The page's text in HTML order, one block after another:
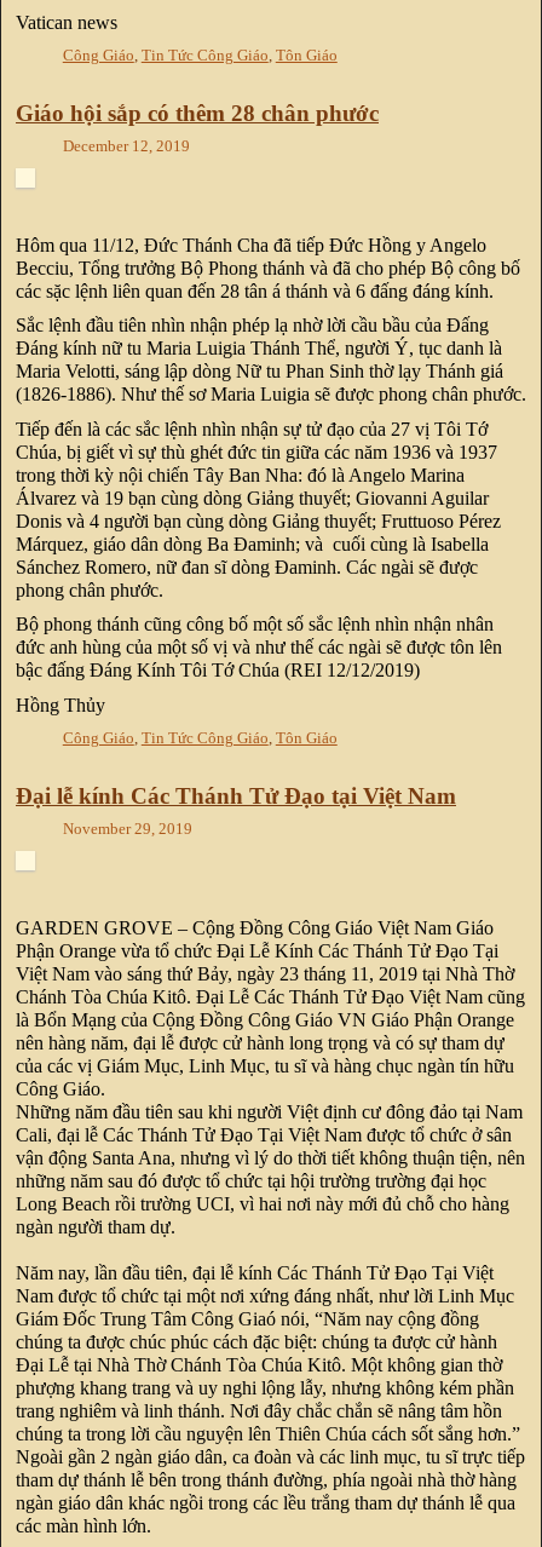
Vatican news
Công Giáo, Tin Tức Công Giáo, Tôn Giáo
Giáo hội sắp có thêm 28 chân phước
December 12, 2019
Hôm qua 11/12, Đức Thánh Cha đã tiếp Đức Hồng y Angelo
Becciu, Tổng trưởng Bộ Phong thánh và đã cho phép Bộ công bố
các sặc lệnh liên quan đến 28 tân á thánh và 6 đấng đáng kính.
Sắc lệnh đầu tiên nhìn nhận phép lạ nhờ lời cầu bầu của Đấng
Đáng kính nữ tu Maria Luigia Thánh Thể, người Ý, tục danh là
Maria Velotti, sáng lập dòng Nữ tu Phan Sinh thờ lạy Thánh giá
(1826-1886). Như thế sơ Maria Luigia sẽ được phong chân phước.
Tiếp đến là các sắc lệnh nhìn nhận sự tử đạo của 27 vị Tôi Tớ
Chúa, bị giết vì sự thù ghét đức tin giữa các năm 1936 và 1937
trong thời kỳ nội chiến Tây Ban Nha: đó là Angelo Marina
Álvarez và 19 bạn cùng dòng Giảng thuyết; Giovanni Aguilar
Donis và 4 người bạn cùng dòng Giảng thuyết; Fruttuoso Pérez
Márquez, giáo dân dòng Ba Đaminh; và cuối cùng là Isabella
Sánchez Romero, nữ đan sĩ dòng Đaminh. Các ngài sẽ được
phong chân phước.
Bộ phong thánh cũng công bố một số sắc lệnh nhìn nhận nhân
đức anh hùng của một số vị và như thế các ngài sẽ được tôn lên
bậc đấng Đáng Kính Tôi Tớ Chúa (REI 12/12/2019)
Hồng Thủy
Công Giáo, Tin Tức Công Giáo, Tôn Giáo
Đại lễ kính Các Thánh Tử Đạo tại Việt Nam
November 29, 2019
GARDEN GROVE – Cộng Đồng Công Giáo Việt Nam Giáo
Phận Orange vừa tổ chức Đại Lễ Kính Các Thánh Tử Đạo Tại
Việt Nam vào sáng thứ Bảy, ngày 23 tháng 11, 2019 tại Nhà Thờ
Chánh Tòa Chúa Kitô. Đại Lễ Các Thánh Tử Đạo Việt Nam cũng
là Bổn Mạng của Cộng Đồng Công Giáo VN Giáo Phận Orange
nên hàng năm, đại lễ được cử hành long trọng và có sự tham dự
của các vị Giám Mục, Linh Mục, tu sĩ và hàng chục ngàn tín hữu
Công Giáo.
Những năm đầu tiên sau khi người Việt định cư đông đảo tại Nam
Cali, đại lễ Các Thánh Tử Đạo Tại Việt Nam được tổ chức ở sân
vận động Santa Ana, nhưng vì lý do thời tiết không thuận tiện, nên
những năm sau đó được tổ chức tại hội trường trường đại học
Long Beach rồi trường UCI, vì hai nơi này mới đủ chỗ cho hàng
ngàn người tham dự.
Năm nay, lần đầu tiên, đại lễ kính Các Thánh Tử Đạo Tại Việt
Nam được tổ chức tại một nơi xứng đáng nhất, như lời Linh Mục
Giám Đốc Trung Tâm Công Giaó nói, “Năm nay cộng đồng
chúng ta được chúc phúc cách đặc biệt: chúng ta được cử hành
Đại Lễ tại Nhà Thờ Chánh Tòa Chúa Kitô. Một không gian thờ
phượng khang trang và uy nghi lộng lẫy, nhưng không kém phần
trang nghiêm và linh thánh. Nơi đây chắc chắn sẽ nâng tâm hồn
chúng ta trong lời cầu nguyện lên Thiên Chúa cách sốt sắng hơn.”
Ngoài gần 2 ngàn giáo dân, ca đoàn và các linh mục, tu sĩ trực tiếp
tham dự thánh lễ bên trong thánh đường, phía ngoài nhà thờ hàng
ngàn giáo dân khác ngồi trong các lều trắng tham dự thánh lễ qua
các màn hình lớn.